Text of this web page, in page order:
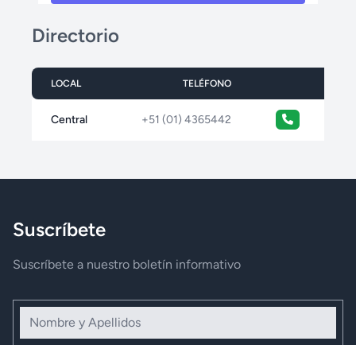
Directorio
LOCAL TELÉFONO
Central +51 (01) 4365442
Suscríbete
Suscríbete a nuestro boletín informativo
Nombre y Apellidos